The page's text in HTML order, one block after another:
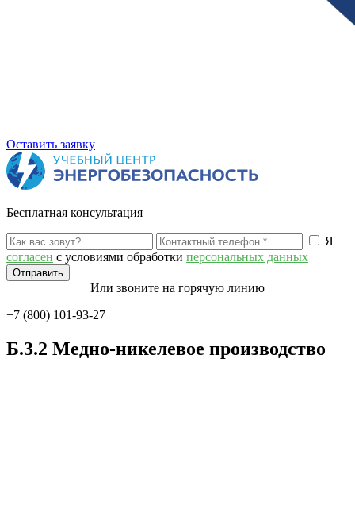
Оставить заявку
Бесплатная консультация
Я
согласен с условиями обработки персональных данных
Или звоните на горячую линию
+7 (800) 101-93-27
Б.3.2 Медно-никелевое производство